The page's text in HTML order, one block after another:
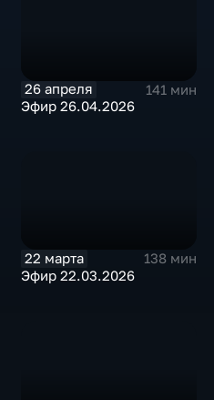
26 апреля
141 мин
Эфир 26.04.2026
22 марта
138 мин
Эфир 22.03.2026